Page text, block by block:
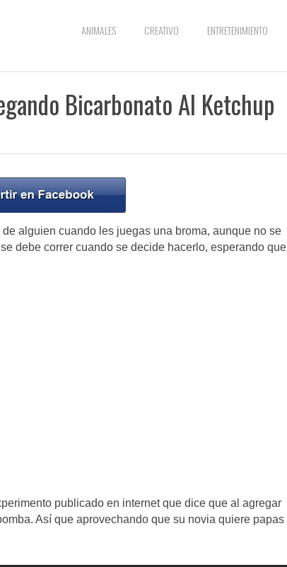
ANIMALES CREATIVO ENTRETENIMIENTO
Bicarbonato Al Ketchup
alguien cuando les juegas una broma, aunque no se
debe correr cuando se decide hacerlo, esperando que
publicado en internet que dice que al agregar
Así que aprovechando que su novia quiere papas